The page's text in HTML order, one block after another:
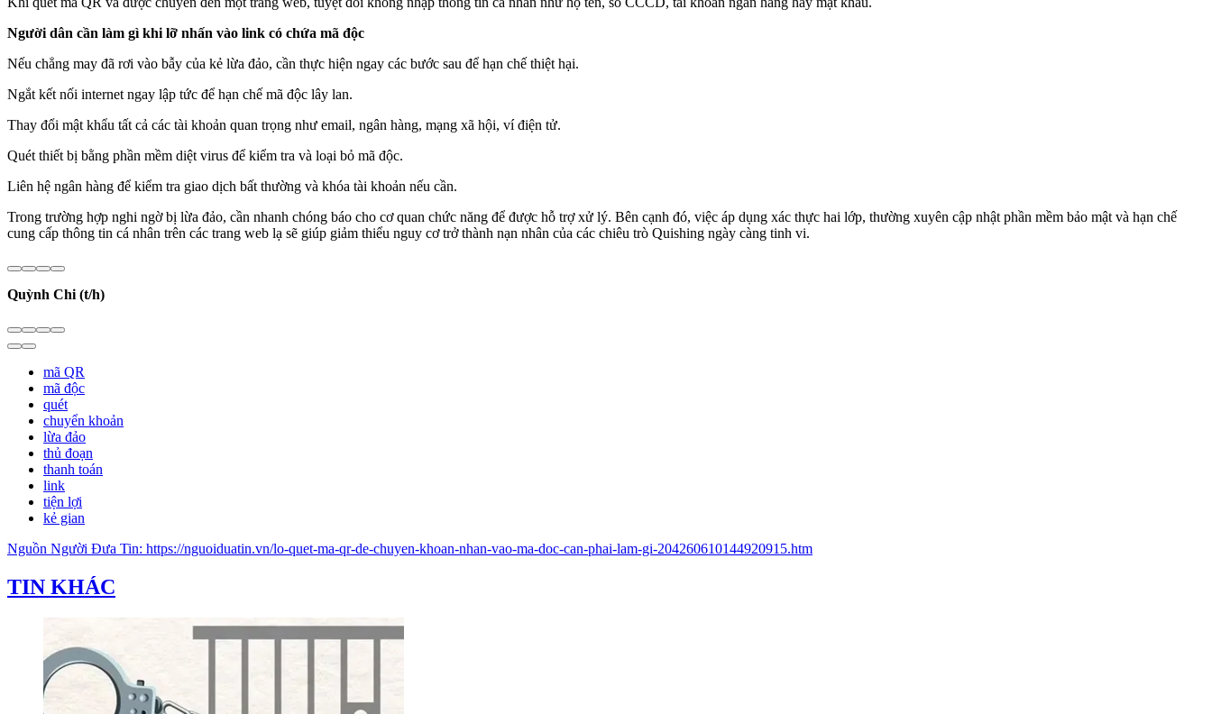
Người dân cần làm gì khi lỡ nhấn vào link có chứa mã độc
Nếu chẳng may đã rơi vào bẫy của kẻ lừa đảo, cần thực hiện ngay các bước sau để hạn chế thiệt hại.
Ngắt kết nối internet ngay lập tức để hạn chế mã độc lây lan.
Thay đổi mật khẩu tất cả các tài khoản quan trọng như email, ngân hàng, mạng xã hội, ví điện tử.
Quét thiết bị bằng phần mềm diệt virus để kiểm tra và loại bỏ mã độc.
Liên hệ ngân hàng để kiểm tra giao dịch bất thường và khóa tài khoản nếu cần.
Trong trường hợp nghi ngờ bị lừa đảo, cần nhanh chóng báo cho cơ quan chức năng để được hỗ trợ xử lý. Bên cạnh đó, việc áp dụng xác thực hai lớp, thường xuyên cập nhật phần mềm bảo mật và hạn chế
cung cấp thông tin cá nhân trên các trang web lạ sẽ giúp giảm thiểu nguy cơ trở thành nạn nhân của các chiêu trò Quishing ngày càng tinh vi.
Quỳnh Chi (t/h)
mã QR
mã độc
quét
chuyển khoản
lừa đảo
thủ đoạn
thanh toán
link
tiện lợi
kẻ gian
Nguồn Người Đưa Tin: https://nguoiduatin.vn/lo-quet-ma-qr-de-chuyen-khoan-nhan-vao-ma-doc-can-phai-lam-gi-204260610144920915.htm
TIN KHÁC